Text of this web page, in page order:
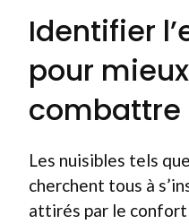
Identifier
pour
combattre
Les nuisibles tels
cherchent tous à
attirés par le